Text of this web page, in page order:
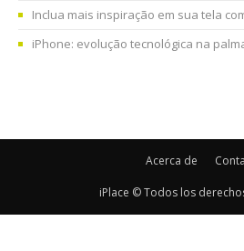
Inclua mais inspiração em sua tela
iPhone: evolução tecnológica na
Acerca de
iPlace © Todos los